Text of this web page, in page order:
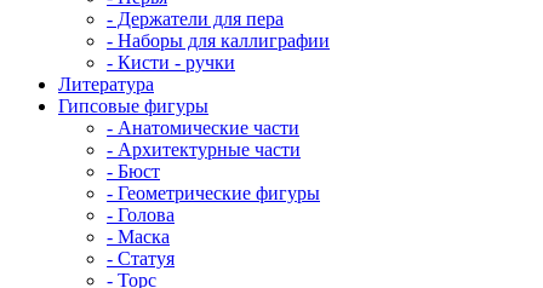
- Держатели для пера
- Наборы для каллиграфии
- Кисти - ручки
Литература
Гипсовые фигуры
- Анатомические части
- Архитектурные части
- Бюст
- Геометрические фигуры
- Голова
- Маска
- Статуя
- Торс